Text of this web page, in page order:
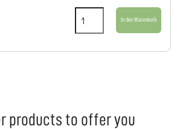
In den Warenkorb
products to offer you